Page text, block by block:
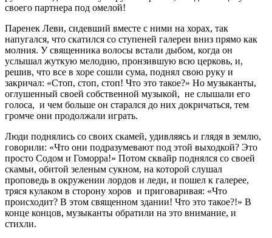
своего партнера под омелой!
Паренек Леви, сидевший вместе с ними на хорах, так
напугался, что скатился со ступеней галереи вниз прямо как
молния. У священника волосы встали дыбом, когда он
услышал жуткую мелодию, пронзившую всю церковь, и,
решив, что все в хоре сошли сума, поднял свою руку и
закричал: «Стоп, стоп, стоп! Что это такое?» Но музыканты,
оглушенный своей собственной музыкой, не слышали его
голоса, и чем больше он старался до них докричаться, тем
громче они продолжали играть.
Люди поднялись со своих скамей, удивляясь и глядя в землю,
говорили: «Что они подразумевают под этой выходкой? Это
просто Содом и Гоморра!» Потом сквайр поднялся со своей
скамьи, обитой зеленым сукном, на которой слушал
проповедь в окружении лордов и леди, и пошел к галерее,
тряся кулаком в сторону хоров и приговаривая: «Что
происходит? В этом священном здании! Что это такое?!» В
конце концов, музыканты обратили на это внимание, и
стихли.